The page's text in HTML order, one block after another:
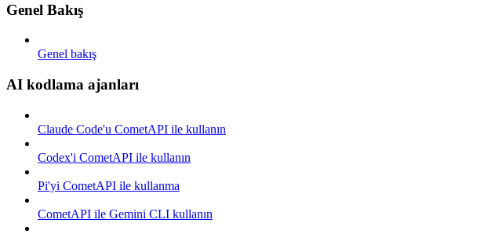
Genel Bakış
Genel bakış
AI kodlama ajanları
Claude Code'u CometAPI ile kullanın
Codex'i CometAPI ile kullanın
Pi'yi CometAPI ile kullanma
CometAPI ile Gemini CLI kullanın